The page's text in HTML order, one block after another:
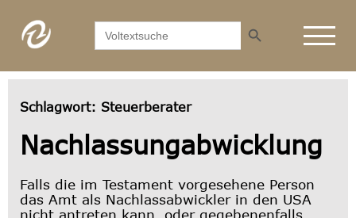
Search
for:
Search Button
Schlagwort: Steuerberater
Nachlassungabwicklung
Falls die im Testament vorgesehene Person
das Amt als Nachlassabwickler in den USA
nicht antreten kann, oder gegebenenfalls,